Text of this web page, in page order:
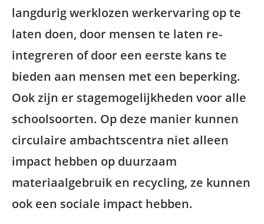
langdurig werklozen werkervaring op te
laten doen, door mensen te laten re-
integreren of door een eerste kans te
bieden aan mensen met een beperking.
Ook zijn er stagemogelijkheden voor alle
schoolsoorten. Op deze manier kunnen
circulaire ambachtscentra niet alleen
impact hebben op duurzaam
materiaalgebruik en recycling, ze kunnen
ook een sociale impact hebben.